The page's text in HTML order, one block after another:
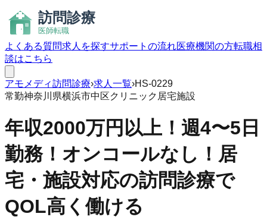
よくある質問求人を探すサポートの流れ医療機関の方転職相
談はこちら
アモメディ訪問診療›求人一覧›HS-0229
常勤神奈川県横浜市中区クリニック 居宅施設
年収2000万円以上！週4〜5日
勤務！オンコールなし！居
宅・施設対応の訪問診療で
QOL高く働ける